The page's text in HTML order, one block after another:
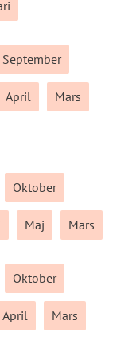
September
April Mars
Oktober
Maj Mars
Oktober
April Mars